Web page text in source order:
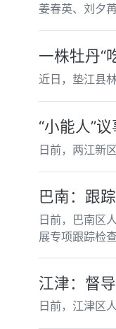
姜春英、刘夕
一株牡丹“
近日，垫江县
“小能人”
日前，两江新
巴南：跟
日前，巴南区
展专项跟踪检查
江津：督
日前，江津区